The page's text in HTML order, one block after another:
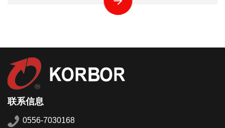
联系信息
0556-7030168